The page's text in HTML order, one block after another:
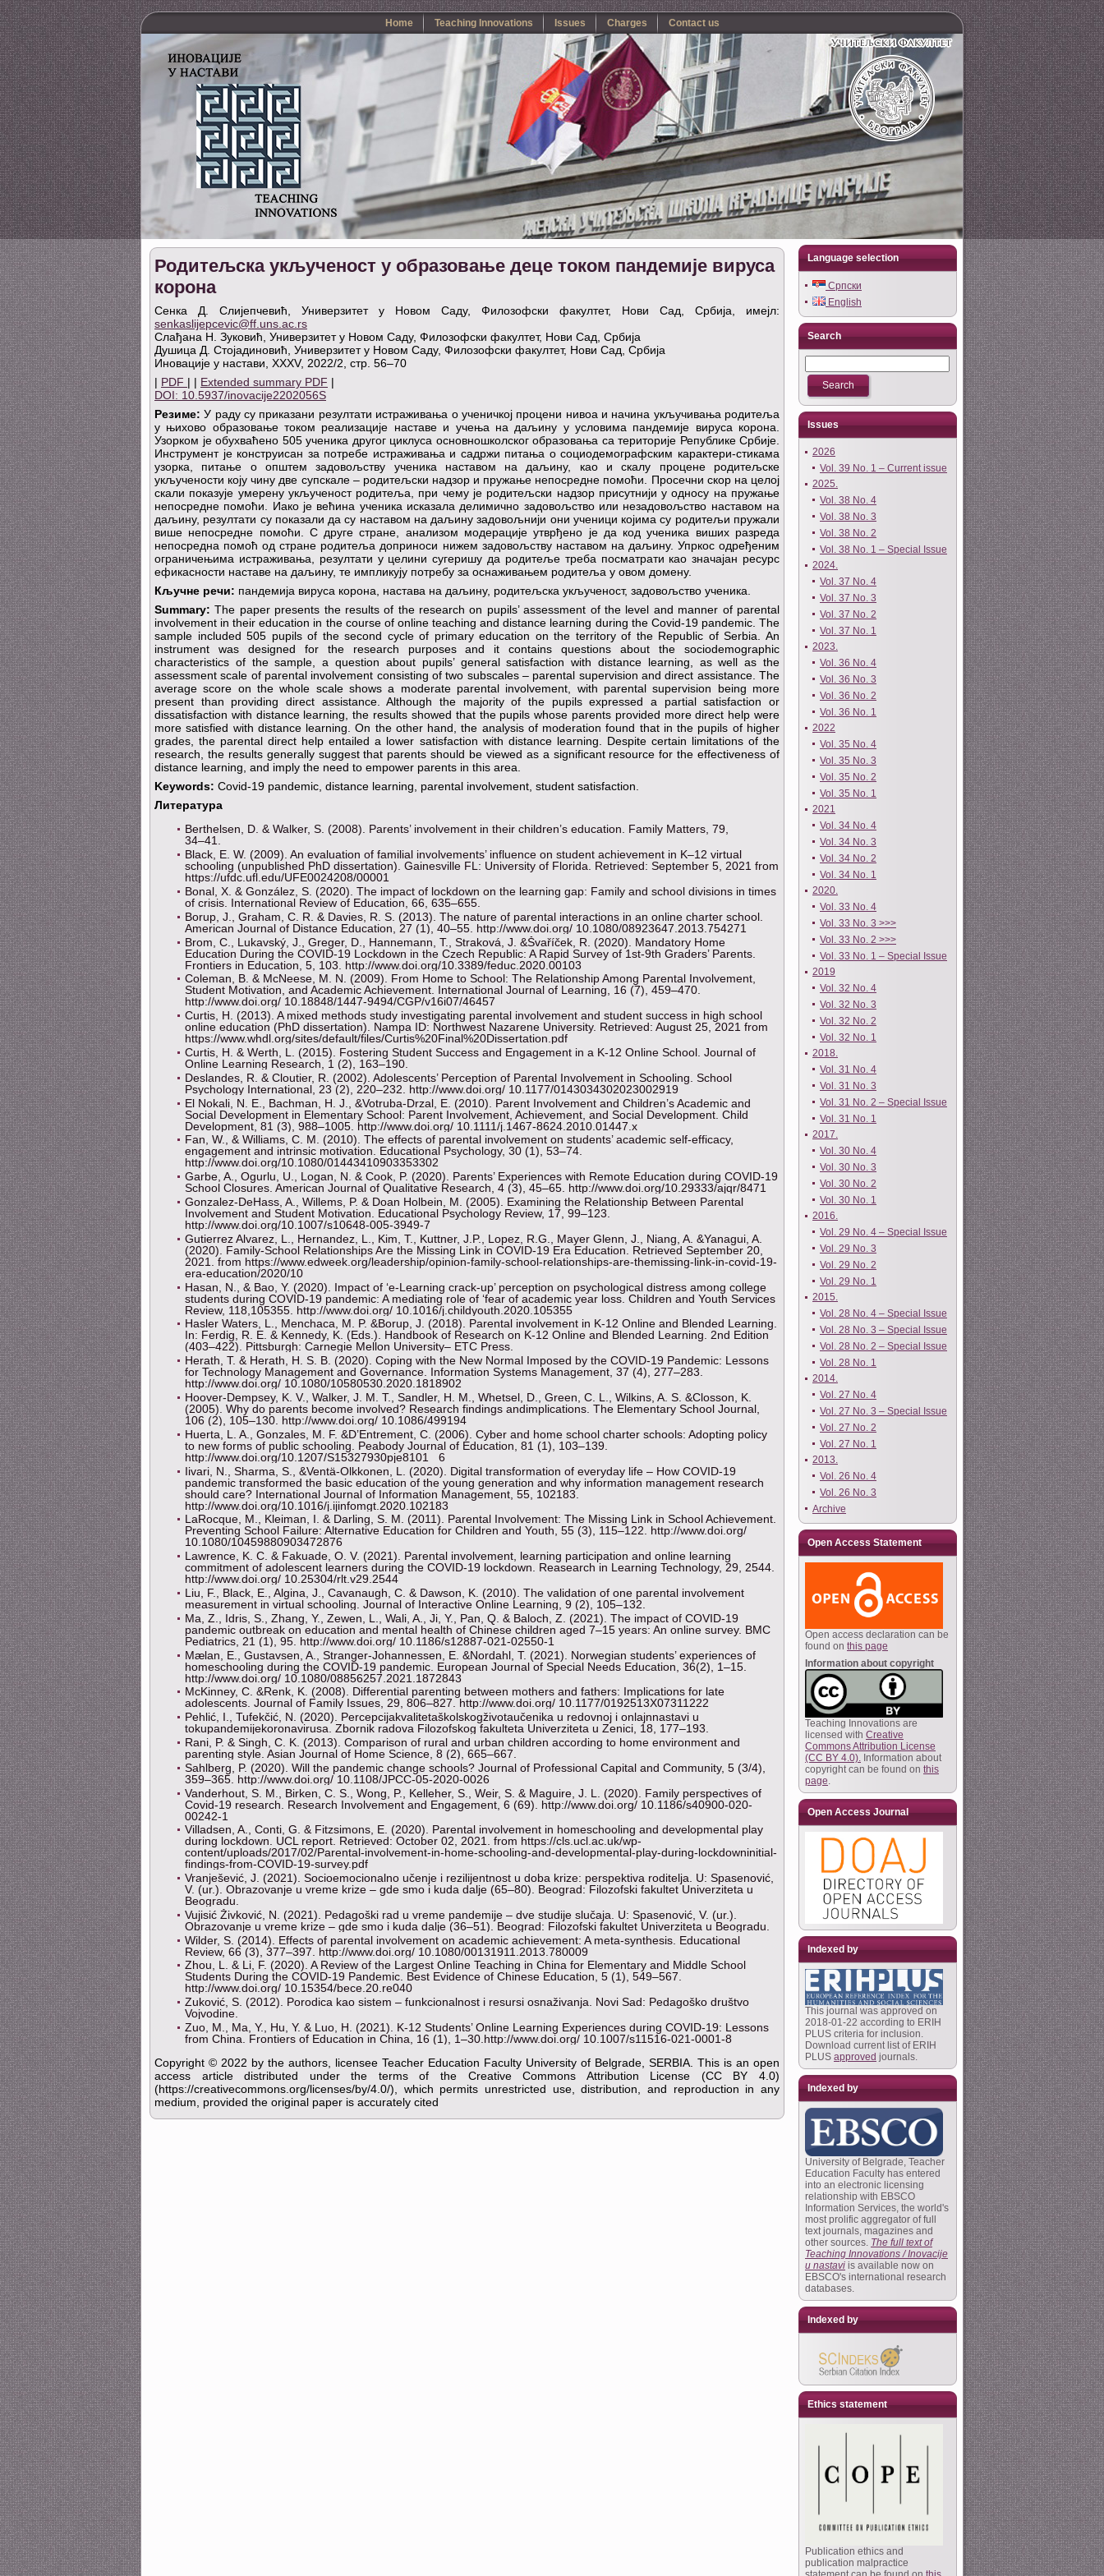
Home Teaching Innovations Issues Charges Contact us
Родитељска укљученост у образовање деце током пандемије вируса
корона
Сенка Д. Слијепчевић, Универзитет у Новом Саду, Филозофски факултет, Нови Сад, Србија, имејл:
senkaslijepcevic@ff.uns.ac.rs
Слађана Н. Зуковић, Универзитет у Новом Саду, Филозофски факултет, Нови Сад, Србија
Душица Д. Стојадиновић, Универзитет у Новом Саду, Филозофски факултет, Нови Сад, Србија
Иновације у настави, XXXV, 2022/2, стр. 56–70
| PDF | | Extended summary PDF |
DOI: 10.5937/inovacije2202056S
Резиме: У раду су приказани резултати истраживања о ученичкој процени нивоа и начина укључивања родитеља
у њихово образовање током реализације наставе и учења на даљину у условима пандемије вируса корона.
Узорком је обухваћено 505 ученика другог циклуса основношколског образовања са територије Републике Србије.
Инструмент је конструисан за потребе истраживања и садржи питања о социодемографским карактери-стикама
узорка, питање о општем задовољству ученика наставом на даљину, као и скалу процене родитељске
укључености коју чину две супскале – родитељски надзор и пружање непосредне помоћи. Просечни скор на целој
скали показује умерену укљученост родитеља, при чему је родитељски надзор присутнији у односу на пружање
непосредне помоћи. Иако је већина ученика исказала делимично задовољство или незадовољство наставом на
даљину, резултати су показали да су наставом на даљину задовољнији они ученици којима су родитељи пружали
више непосредне помоћи. С друге стране, анализом модерације утврђено је да код ученика виших разреда
непосредна помоћ од стране родитеља доприноси нижем задовољству наставом на даљину. Упркос одређеним
ограничењима истраживања, резултати у целини сугеришу да родитеље треба посматрати као значајан ресурс
ефикасности наставе на даљину, те импликују потребу за оснаживањем родитеља у овом домену.
Кључне речи: пандемија вируса корона, настава на даљину, родитељска укљученост, задовољство ученика.
Summary: The paper presents the results of the research on pupils’ assessment of the level and manner of parental
involvement in their education in the course of online teaching and distance learning during the Covid-19 pandemic. The
sample included 505 pupils of the second cycle of primary education on the territory of the Republic of Serbia. An
instrument was designed for the research purposes and it contains questions about the sociodemographic
characteristics of the sample, a question about pupils’ general satisfaction with distance learning, as well as the
assessment scale of parental involvement consisting of two subscales – parental supervision and direct assistance. The
average score on the whole scale shows a moderate parental involvement, with parental supervision being more
present than providing direct assistance. Although the majority of the pupils expressed a partial satisfaction or
dissatisfaction with distance learning, the results showed that the pupils whose parents provided more direct help were
more satisfied with distance learning. On the other hand, the analysis of moderation found that in the pupils of higher
grades, the parental direct help entailed a lower satisfaction with distance learning. Despite certain limitations of the
research, the results generally suggest that parents should be viewed as a significant resource for the effectiveness of
distance learning, and imply the need to empower parents in this area.
Keywords: Covid-19 pandemic, distance learning, parental involvement, student satisfaction.
Литература
Berthelsen, D. & Walker, S. (2008). Parents’ involvement in their children’s education. Family Matters, 79,
34–41.
Black, E. W. (2009). An evaluation of familial involvements’ influence on student achievement in K–12 virtual
schooling (unpublished PhD dissertation). Gainesville FL: University of Florida. Retrieved: September 5, 2021 from
https://ufdc.ufl.edu/UFE0024208/00001
Bonal, X. & González, S. (2020). The impact of lockdown on the learning gap: Family and school divisions in times
of crisis. International Review of Education, 66, 635–655.
Borup, J., Graham, C. R. & Davies, R. S. (2013). The nature of parental interactions in an online charter school.
American Journal of Distance Education, 27 (1), 40–55. http://www.doi.org/ 10.1080/08923647.2013.754271
Brom, C., Lukavský, J., Greger, D., Hannemann, T., Straková, J. &Švaříček, R. (2020). Mandatory Home
Education During the COVID-19 Lockdown in the Czech Republic: A Rapid Survey of 1st-9th Graders’ Parents.
Frontiers in Education, 5, 103. http://www.doi.org/10.3389/feduc.2020.00103
Coleman, B. & McNeese, M. N. (2009). From Home to School: The Relationship Among Parental Involvement,
Student Motivation, and Academic Achievement. International Journal of Learning, 16 (7), 459–470.
http://www.doi.org/ 10.18848/1447-9494/CGP/v16i07/46457
Curtis, H. (2013). A mixed methods study investigating parental involvement and student success in high school
online education (PhD dissertation). Nampa ID: Northwest Nazarene University. Retrieved: August 25, 2021 from
https://www.whdl.org/sites/default/files/Curtis%20Final%20Dissertation.pdf
Curtis, H. & Werth, L. (2015). Fostering Student Success and Engagement in a K-12 Online School. Journal of
Online Learning Research, 1 (2), 163–190.
Deslandes, R. & Cloutier, R. (2002). Adolescents’ Perception of Parental Involvement in Schooling. School
Psychology International, 23 (2), 220–232. http://www.doi.org/ 10.1177/0143034302023002919
El Nokali, N. E., Bachman, H. J., &Votruba-Drzal, E. (2010). Parent Involvement and Children’s Academic and
Social Development in Elementary School: Parent Involvement, Achievement, and Social Development. Child
Development, 81 (3), 988–1005. http://www.doi.org/ 10.1111/j.1467-8624.2010.01447.x
Fan, W., & Williams, C. M. (2010). The effects of parental involvement on students’ academic self-efficacy,
engagement and intrinsic motivation. Educational Psychology, 30 (1), 53–74.
http://www.doi.org/10.1080/01443410903353302
Garbe, A., Ogurlu, U., Logan, N. & Cook, P. (2020). Parents’ Experiences with Remote Education during COVID-19
School Closures. American Journal of Qualitative Research, 4 (3), 45–65. http://www.doi.org/10.29333/ajqr/8471
Gonzalez-DeHass, A., Willems, P. & Doan Holbein, M. (2005). Examining the Relationship Between Parental
Involvement and Student Motivation. Educational Psychology Review, 17, 99–123.
http://www.doi.org/10.1007/s10648-005-3949-7
Gutierrez Alvarez, L., Hernandez, L., Kim, T., Kuttner, J.P., Lopez, R.G., Mayer Glenn, J., Niang, A. &Yanagui, A.
(2020). Family-School Relationships Are the Missing Link in COVID-19 Era Education. Retrieved September 20,
2021. from https://www.edweek.org/leadership/opinion-family-school-relationships-are-themissing-link-in-covid-19-
era-education/2020/10
Hasan, N., & Bao, Y. (2020). Impact of ‘e-Learning crack-up’ perception on psychological distress among college
students during COVID-19 pandemic: A mediating role of ‘fear of academic year loss. Children and Youth Services
Review, 118,105355. http://www.doi.org/ 10.1016/j.childyouth.2020.105355
Hasler Waters, L., Menchaca, M. P. &Borup, J. (2018). Parental involvement in K-12 Online and Blended Learning.
In: Ferdig, R. E. & Kennedy, K. (Eds.). Handbook of Research on K-12 Online and Blended Learning. 2nd Edition
(403–422). Pittsburgh: Carnegie Mellon University– ETC Press.
Herath, T. & Herath, H. S. B. (2020). Coping with the New Normal Imposed by the COVID-19 Pandemic: Lessons
for Technology Management and Governance. Information Systems Management, 37 (4), 277–283.
http://www.doi.org/ 10.1080/10580530.2020.1818902
Hoover-Dempsey, K. V., Walker, J. M. T., Sandler, H. M., Whetsel, D., Green, C. L., Wilkins, A. S. &Closson, K.
(2005). Why do parents become involved? Research findings andimplications. The Elementary School Journal,
106 (2), 105–130. http://www.doi.org/ 10.1086/499194
Huerta, L. A., Gonzales, M. F. &D’Entrement, C. (2006). Cyber and home school charter schools: Adopting policy
to new forms of public schooling. Peabody Journal of Education, 81 (1), 103–139.
http://www.doi.org/10.1207/S15327930pje8101_ 6
Iivari, N., Sharma, S., &Ventä-Olkkonen, L. (2020). Digital transformation of everyday life – How COVID-19
pandemic transformed the basic education of the young generation and why information management research
should care? International Journal of Information Management, 55, 102183.
http://www.doi.org/10.1016/j.ijinfomgt.2020.102183
LaRocque, M., Kleiman, I. & Darling, S. M. (2011). Parental Involvement: The Missing Link in School Achievement.
Preventing School Failure: Alternative Education for Children and Youth, 55 (3), 115–122. http://www.doi.org/
10.1080/10459880903472876
Lawrence, K. C. & Fakuade, O. V. (2021). Parental involvement, learning participation and online learning
commitment of adolescent learners during the COVID-19 lockdown. Reasearch in Learning Technology, 29, 2544.
http://www.doi.org/ 10.25304/rlt.v29.2544
Liu, F., Black, E., Algina, J., Cavanaugh, C. & Dawson, K. (2010). The validation of one parental involvement
measurement in virtual schooling. Journal of Interactive Online Learning, 9 (2), 105–132.
Ma, Z., Idris, S., Zhang, Y., Zewen, L., Wali, A., Ji, Y., Pan, Q. & Baloch, Z. (2021). The impact of COVID-19
pandemic outbreak on education and mental health of Chinese children aged 7–15 years: An online survey. BMC
Pediatrics, 21 (1), 95. http://www.doi.org/ 10.1186/s12887-021-02550-1
Mælan, E., Gustavsen, A., Stranger-Johannessen, E. &Nordahl, T. (2021). Norwegian students’ experiences of
homeschooling during the COVID-19 pandemic. European Journal of Special Needs Education, 36(2), 1–15.
http://www.doi.org/ 10.1080/08856257.2021.1872843
McKinney, C. &Renk, K. (2008). Differential parenting between mothers and fathers: Implications for late
adolescents. Journal of Family Issues, 29, 806–827. http://www.doi.org/ 10.1177/0192513X07311222
Pehlić, I., Tufekčić, N. (2020). Percepcijakvalitetaškolskogživotaučenika u redovnoj i onlajnnastavi u
tokupandemijekoronavirusa. Zbornik radova Filozofskog fakulteta Univerziteta u Zenici, 18, 177–193.
Rani, P. & Singh, C. K. (2013). Comparison of rural and urban children according to home environment and
parenting style. Asian Journal of Home Science, 8 (2), 665–667.
Sahlberg, P. (2020). Will the pandemic change schools? Journal of Professional Capital and Community, 5 (3/4),
359–365. http://www.doi.org/ 10.1108/JPCC-05-2020-0026
Vanderhout, S. M., Birken, C. S., Wong, P., Kelleher, S., Weir, S. & Maguire, J. L. (2020). Family perspectives of
Covid-19 research. Research Involvement and Engagement, 6 (69). http://www.doi.org/ 10.1186/s40900-020-
00242-1
Villadsen, A., Conti, G. & Fitzsimons, E. (2020). Parental involvement in homeschooling and developmental play
during lockdown. UCL report. Retrieved: October 02, 2021. from https://cls.ucl.ac.uk/wp-
content/uploads/2017/02/Parental-involvement-in-home-schooling-and-developmental-play-during-lockdowninitial-
findings-from-COVID-19-survey.pdf
Vranješević, J. (2021). Socioemocionalno učenje i rezilijentnost u doba krize: perspektiva roditelja. U: Spasenović,
V. (ur.). Obrazovanje u vreme krize – gde smo i kuda dalje (65–80). Beograd: Filozofski fakultet Univerziteta u
Beogradu.
Vujisić Živković, N. (2021). Pedagoški rad u vreme pandemije – dve studije slučaja. U: Spasenović, V. (ur.).
Obrazovanje u vreme krize – gde smo i kuda dalje (36–51). Beograd: Filozofski fakultet Univerziteta u Beogradu.
Wilder, S. (2014). Effects of parental involvement on academic achievement: A meta-synthesis. Educational
Review, 66 (3), 377–397. http://www.doi.org/ 10.1080/00131911.2013.780009
Zhou, L. & Li, F. (2020). A Review of the Largest Online Teaching in China for Elementary and Middle School
Students During the COVID-19 Pandemic. Best Evidence of Chinese Education, 5 (1), 549–567.
http://www.doi.org/ 10.15354/bece.20.re040
Zuković, S. (2012). Porodica kao sistem – funkcionalnost i resursi osnaživanja. Novi Sad: Pedagoško društvo
Vojvodine.
Zuo, M., Ma, Y., Hu, Y. & Luo, H. (2021). K-12 Students’ Online Learning Experiences during COVID-19: Lessons
from China. Frontiers of Education in China, 16 (1), 1–30.http://www.doi.org/ 10.1007/s11516-021-0001-8
Copyright © 2022 by the authors, licensee Teacher Education Faculty University of Belgrade, SERBIA. This is an open
access article distributed under the terms of the Creative Commons Attribution License (CC BY 4.0)
(https://creativecommons.org/licenses/by/4.0/), which permits unrestricted use, distribution, and reproduction in any
medium, provided the original paper is accurately cited
Language selection
Српски
English
Search
Issues
2026
Vol. 39 No. 1 – Current issue
2025.
Vol. 38 No. 4
Vol. 38 No. 3
Vol. 38 No. 2
Vol. 38 No. 1 – Special Issue
2024.
Vol. 37 No. 4
Vol. 37 No. 3
Vol. 37 No. 2
Vol. 37 No. 1
2023.
Vol. 36 No. 4
Vol. 36 No. 3
Vol. 36 No. 2
Vol. 36 No. 1
2022
Vol. 35 No. 4
Vol. 35 No. 3
Vol. 35 No. 2
Vol. 35 No. 1
2021
Vol. 34 No. 4
Vol. 34 No. 3
Vol. 34 No. 2
Vol. 34 No. 1
2020.
Vol. 33 No. 4
Vol. 33 No. 3 >>>
Vol. 33 No. 2 >>>
Vol. 33 No. 1 – Special Issue
2019
Vol. 32 No. 4
Vol. 32 No. 3
Vol. 32 No. 2
Vol. 32 No. 1
2018.
Vol. 31 No. 4
Vol. 31 No. 3
Vol. 31 No. 2 – Special Issue
Vol. 31 No. 1
2017.
Vol. 30 No. 4
Vol. 30 No. 3
Vol. 30 No. 2
Vol. 30 No. 1
2016.
Vol. 29 No. 4 – Special Issue
Vol. 29 No. 3
Vol. 29 No. 2
Vol. 29 No. 1
2015.
Vol. 28 No. 4 – Special Issue
Vol. 28 No. 3 – Special Issue
Vol. 28 No. 2 – Special Issue
Vol. 28 No. 1
2014.
Vol. 27 No. 4
Vol. 27 No. 3 – Special Issue
Vol. 27 No. 2
Vol. 27 No. 1
2013.
Vol. 26 No. 4
Vol. 26 No. 3
Archive
Open Access Statement
Open access declaration can be
found on this page
Information about copyright
Teaching Innovations are
licensed with Creative
Commons Attribution License
(CC BY 4.0). Information about
copyright can be found on this
page.
Open Access Journal
Indexed by
This journal was approved on
2018-01-22 according to ERIH
PLUS criteria for inclusion.
Download current list of ERIH
PLUS approved journals.
Indexed by
University of Belgrade, Teacher
Education Faculty has entered
into an electronic licensing
relationship with EBSCO
Information Services, the world's
most prolific aggregator of full
text journals, magazines and
other sources. The full text of
Teaching Innovations / Inovacije
u nastavi is available now on
EBSCO's international research
databases.
Indexed by
Ethics statement
Publication ethics and
publication malpractice